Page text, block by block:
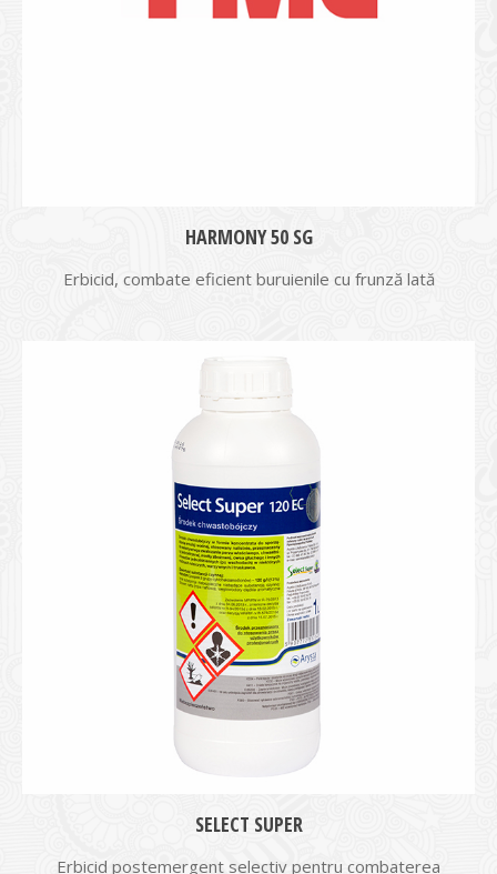
HARMONY 50 SG
Erbicid, combate eficient buruienile cu frunză lată
SELECT SUPER
Erbicid postemergent selectiv pentru combaterea